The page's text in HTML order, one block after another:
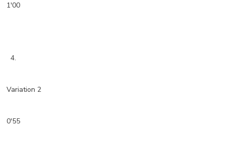
1'00
4.
Variation 2
0'55